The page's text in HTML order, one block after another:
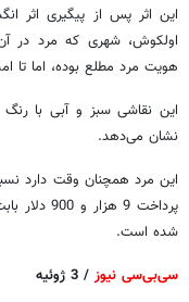
این اثر پس از پیگیری اثر
اولکوش، شهری که مرد در
هویت مرد مطلع بوده، اما تا
این نقاشی سبز و آبی با رنگ
نشان می‌دهد.
این مرد همچنان وقت دارد
پرداخت 9
شده است.
سی‌بی‌سی نیوز / 3 ژوئیه